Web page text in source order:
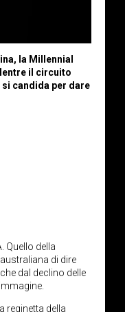
la Millennial
il circuito
candida per dare
Quello della
di dire
dal declino delle
reginetta della